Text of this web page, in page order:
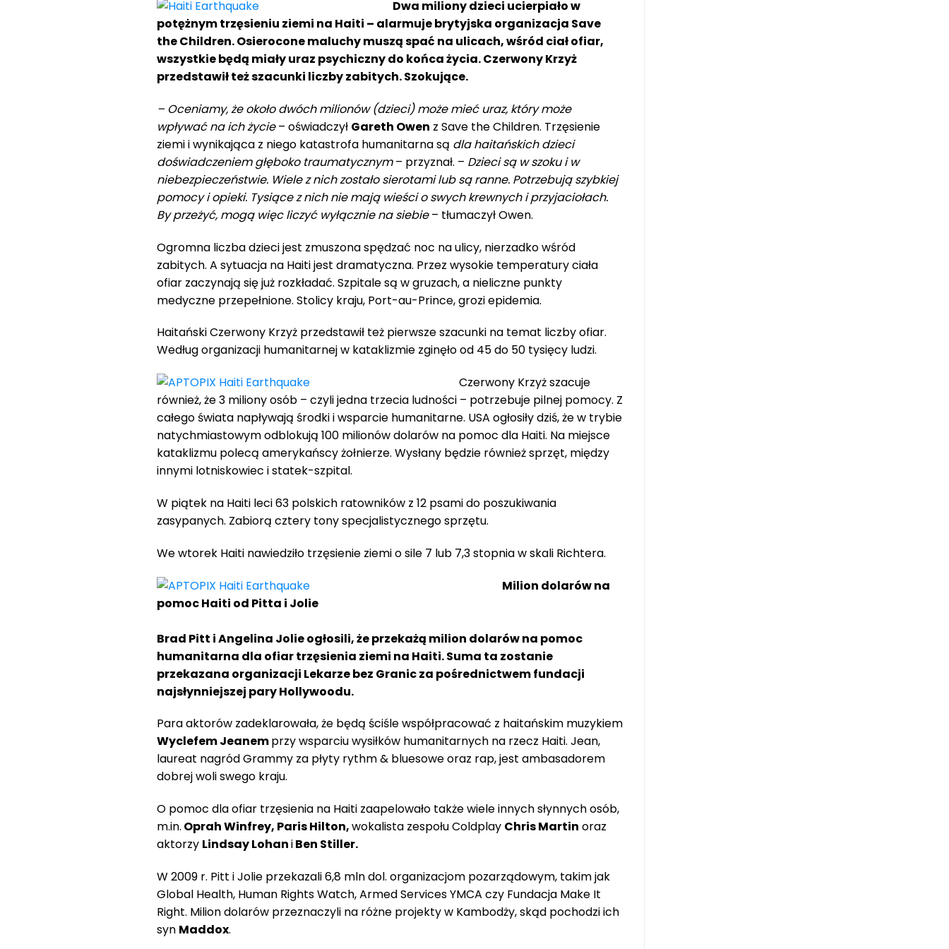
Dwa miliony dzieci ucierpiało w
potężnym trzęsieniu ziemi na Haiti – alarmuje brytyjska organizacja Save
the Children. Osierocone maluchy muszą spać na ulicach, wśród ciał ofiar,
wszystkie będą miały uraz psychiczny do końca życia. Czerwony Krzyż
przedstawił też szacunki liczby zabitych. Szokujące.
– Oceniamy, że około dwóch milionów (dzieci) może mieć uraz, który może
wpływać na ich życie– oświadczył Gareth Owen z Save the Children. Trzęsienie
ziemi i wynikająca z niego katastrofa humanitarna są dla haitańskich dzieci
doświadczeniem głęboko traumatycznym– przyznał. – Dzieci są w szoku i w
niebezpieczeństwie. Wiele z nich zostało sierotami lub są ranne. Potrzebują szybkiej
pomocy i opieki. Tysiące z nich nie mają wieści o swych krewnych i przyjaciołach.
By przeżyć, mogą więc liczyć wyłącznie na siebie– tłumaczył Owen.
Ogromna liczba dzieci jest zmuszona spędzać noc na ulicy, nierzadko wśród
zabitych. A sytuacja na Haiti jest dramatyczna. Przez wysokie temperatury ciała
ofiar zaczynają się już rozkładać. Szpitale są w gruzach, a nieliczne punkty
medyczne przepełnione. Stolicy kraju, Port-au-Prince, grozi epidemia.
Haitański Czerwony Krzyż przedstawił też pierwsze szacunki na temat liczby ofiar.
Według organizacji humanitarnej w kataklizmie zginęło od 45 do 50 tysięcy ludzi.
Czerwony Krzyż szacuje
również, że 3 miliony osób – czyli jedna trzecia ludności – potrzebuje pilnej pomocy. Z
całego świata napływają środki i wsparcie humanitarne. USA ogłosiły dziś, że w trybie
natychmiastowym odblokują 100 milionów dolarów na pomoc dla Haiti. Na miejsce
kataklizmu polecą amerykańscy żołnierze. Wysłany będzie również sprzęt, między
innymi lotniskowiec i statek-szpital.
W piątek na Haiti leci 63 polskich ratowników z 12 psami do poszukiwania
zasypanych. Zabiorą cztery tony specjalistycznego sprzętu.
We wtorek Haiti nawiedziło trzęsienie ziemi o sile 7 lub 7,3 stopnia w skali Richtera.
Milion dolarów na
pomoc Haiti od Pitta i Jolie
Brad Pitt i Angelina Jolie ogłosili, że przekażą milion dolarów na pomoc
humanitarna dla ofiar trzęsienia ziemi na Haiti. Suma ta zostanie
przekazana organizacji Lekarze bez Granic za pośrednictwem fundacji
najsłynniejszej pary Hollywoodu.
Para aktorów zadeklarowała, że będą ściśle współpracować z haitańskim muzykiem
Wyclefem Jeanemprzy wsparciu wysiłków humanitarnych na rzecz Haiti. Jean,
laureat nagród Grammy za płyty rythm & bluesowe oraz rap, jest ambasadorem
dobrej woli swego kraju.
O pomoc dla ofiar trzęsienia na Haiti zaapelowało także wiele innych słynnych osób,
m.in. Oprah Winfrey, Paris Hilton,wokalista zespołu Coldplay Chris Martin oraz
aktorzy Lindsay LohaniBen Stiller.
W 2009 r. Pitt i Jolie przekazali 6,8 mln dol. organizacjom pozarządowym, takim jak
Global Health, Human Rights Watch, Armed Services YMCA czy Fundacja Make It
Right. Milion dolarów przeznaczyli na różne projekty w Kambodży, skąd pochodzi ich
syn Maddox.